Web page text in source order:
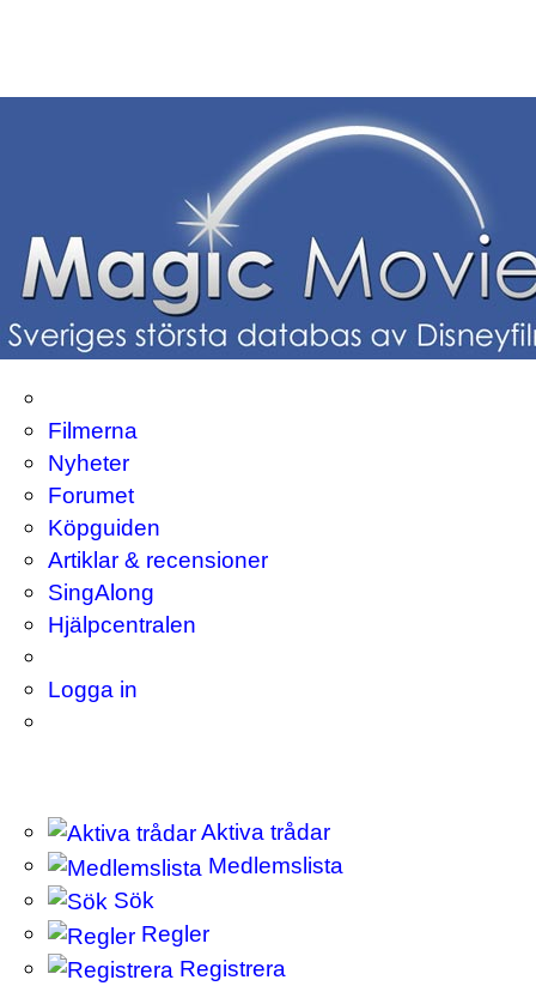
Filmerna
Nyheter
Forumet
Köpguiden
Artiklar & recensioner
SingAlong
Hjälpcentralen
Logga in
Aktiva trådar
Medlemslista
Sök
Regler
Registrera